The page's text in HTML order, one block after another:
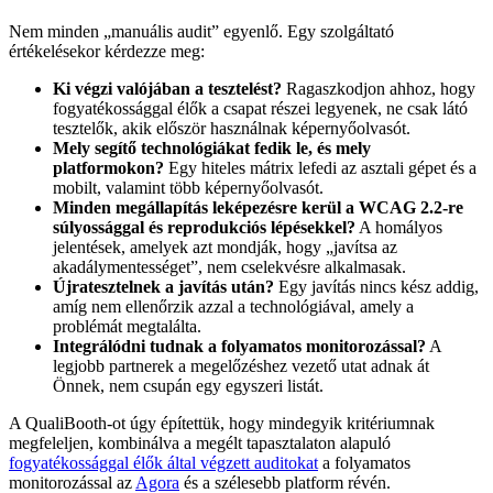
Nem minden „manuális audit” egyenlő. Egy szolgáltató
értékelésekor kérdezze meg:
Ki végzi valójában a tesztelést? Ragaszkodjon ahhoz, hogy
fogyatékossággal élők a csapat részei legyenek, ne csak látó
tesztelők, akik először használnak képernyőolvasót.
Mely segítő technológiákat fedik le, és mely
platformokon? Egy hiteles mátrix lefedi az asztali gépet és a
mobilt, valamint több képernyőolvasót.
Minden megállapítás leképezésre kerül a WCAG 2.2-re
súlyossággal és reprodukciós lépésekkel? A homályos
jelentések, amelyek azt mondják, hogy „javítsa az
akadálymentességet”, nem cselekvésre alkalmasak.
Újratesztelnek a javítás után? Egy javítás nincs kész addig,
amíg nem ellenőrzik azzal a technológiával, amely a
problémát megtalálta.
Integrálódni tudnak a folyamatos monitorozással? A
legjobb partnerek a megelőzéshez vezető utat adnak át
Önnek, nem csupán egy egyszeri listát.
A QualiBooth-ot úgy építettük, hogy mindegyik kritériumnak
megfeleljen, kombinálva a megélt tapasztalaton alapuló
fogyatékossággal élők által végzett auditokat a folyamatos
monitorozással az Agora és a szélesebb platform révén.